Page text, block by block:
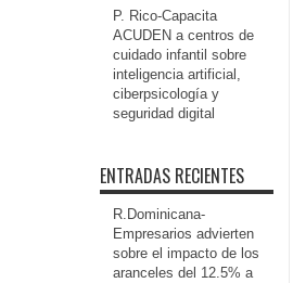
P. Rico-Capacita
ACUDEN a centros de
cuidado infantil sobre
inteligencia artificial,
ciberpsicología y
seguridad digital
ENTRADAS RECIENTES
R.Dominicana-
Empresarios advierten
sobre el impacto de los
aranceles del 12.5% a